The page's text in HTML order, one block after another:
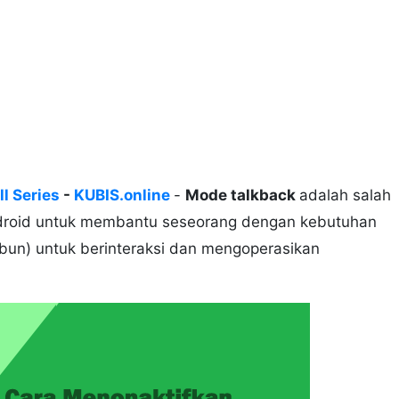
Series - KUBIS.online - Mode talkback adalah salah
untuk membantu seseorang dengan kebutuhan
untuk berinteraksi dan mengoperasikan